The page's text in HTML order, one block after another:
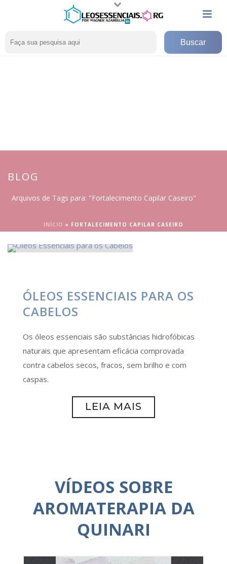
BLOG
Arquivos de Tags para: "Fortalecimento Capilar Caseiro"
INÍCIO » FORTALECIMENTO CAPILAR CASEIRO
ÓLEOS ESSENCIAIS PARA OS
CABELOS
Os óleos essenciais são substâncias hidrofóbicas
naturais que apresentam eficácia comprovada
contra cabelos secos, fracos, sem brilho e com
caspas.
LEIA MAIS
VÍDEOS SOBRE
AROMATERAPIA DA
QUINARI